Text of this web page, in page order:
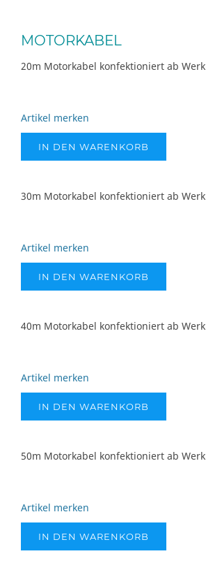
MOTORKABEL
20m Motorkabel konfektioniert ab Werk
Artikel merken
IN DEN WARENKORB
30m Motorkabel konfektioniert ab Werk
Artikel merken
IN DEN WARENKORB
40m Motorkabel konfektioniert ab Werk
Artikel merken
IN DEN WARENKORB
50m Motorkabel konfektioniert ab Werk
Artikel merken
IN DEN WARENKORB